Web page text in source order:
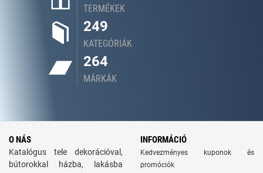
TERMÉKEK
249
KATEGÓRIÁK
264
MÁRKÁK
O NÁS
Katalógus tele dekorációval,
bútorokkal házba, lakásba
INFORMÁCIÓ
Kedvezményes kuponok és
promóciók